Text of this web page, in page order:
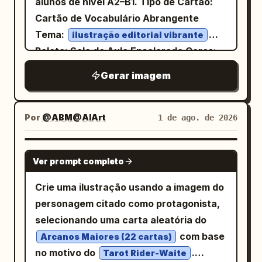
dragon puffs its cheeks, takes a huge
breath, and spreads its wings.” Imagem:
close-up médio do dragão fechando os
olhos com força, bochechas infladas,
asas abertas, preparando-se
dramaticamente. Legenda do Painel 3:
exhales with all its strength… but only a
tiny puff of smoke comes out.” Imagem:
close-up de um olho piscando e boca
franzida liberando uma pequena nuvem
de fumaça cinza. Legenda do Painel 4:
“4. (6–8s) Embarrassment” com
sublegenda “The dragon feels shy while
a bird tilts its head, watching curiously.”
Imagem: o dragão coça a cabeça
dourada dentro, apresentando uma
textura espessa, densa e suave. O
canto superior esquerdo usa
fontes grossas e lúdicas desenhadas à
King Durian) com preenchimento
amarelo-dourado, linhas internas em
creme-branco e contornos externos
verde-escuros; o subtítulo '金黄绵密 浓香
细滑' é colocado em uma fita ondulada
verde-oliva, com o inglês 'MUSANG KING
DURIAN' em formato de selo circular.
Adicione folhas tropicais, curvas de
aroma de fruta, blocos de cor da polpa,
luz das estrelas e pequenos ícones de
Cartão de Vocabulário Abrangente
Tema:
ilustração editorial vibrante
Paleta: Sala de Aula Ensolarada Cores:
Vermelho Coral Secundário #FF6B5C,
Azul Céu Secundário #7DD3FC, Texto
Escuro #17324D, Fundo Creme Quente
#FFF9E8
. Exiba com precisão o seguinte texto:
library /ˈlaɪ.brər.i/ noun 图书馆 Places
where people can read or borrow books
and other materials. We borrowed two
books from the library. We borrowed two
books from the library. COMMON
COLLOCATIONS Go to the library (go to
the library) Borrow from the library
Gerar imagem
Por @ABM@AIArt 1 de ago. de 2026
GPT IMAGE 2
Ver prompt completo
Crie uma ilustração usando a imagem do
personagem citado como protagonista,
selecionando uma carta aleatória do
Arcanos Maiores (22 cartas)
com base
no motivo do
Tarot Rider-Waite .